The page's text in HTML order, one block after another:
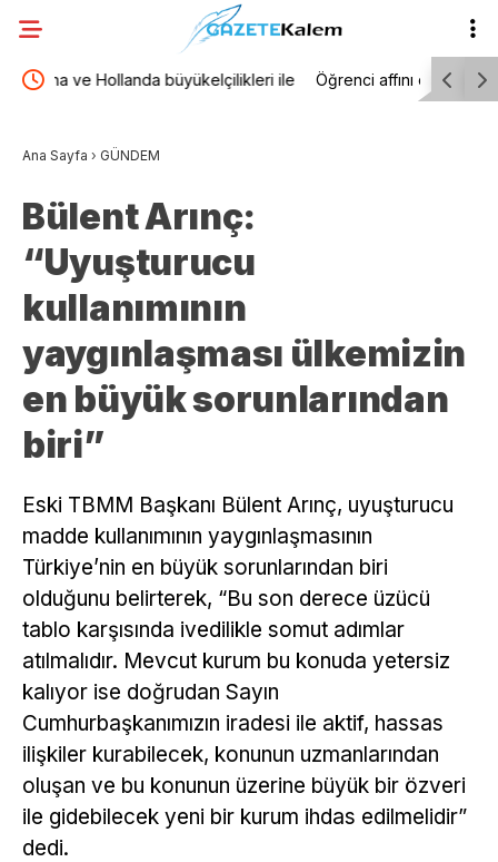
ile Öğrenci affını düzenleyen kanun, Resmi Turhan
Ana Sayfa › GÜNDEM
Bülent Arınç:
“Uyuşturucu
kullanımının
yaygınlaşması ülkemizin
en büyük sorunlarından
biri”
Eski TBMM Başkanı Bülent Arınç, uyuşturucu
madde kullanımının yaygınlaşmasının
Türkiye’nin en büyük sorunlarından biri
olduğunu belirterek, “Bu son derece üzücü
tablo karşısında ivedilikle somut adımlar
atılmalıdır. Mevcut kurum bu konuda yetersiz
kalıyor ise doğrudan Sayın
Cumhurbaşkanımızın iradesi ile aktif, hassas
ilişkiler kurabilecek, konunun uzmanlarından
oluşan ve bu konunun üzerine büyük bir özveri
ile gidebilecek yeni bir kurum ihdas edilmelidir”
dedi.